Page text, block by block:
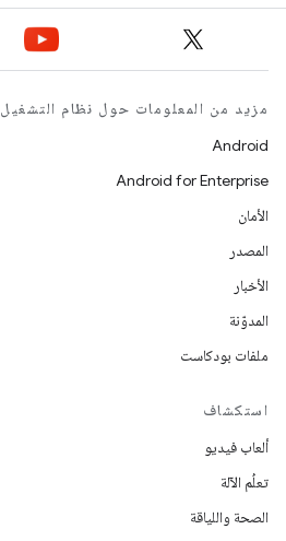
مزيد من المعلومات حول نظام التشغيل ANDROID
Android
Android for Enterprise
الأمان
المصدر
الأخبار
المدوّنة
ملفات بودكاست
استكشاف
ألعاب فيديو
تعلُم الآلة
الصحة واللياقة